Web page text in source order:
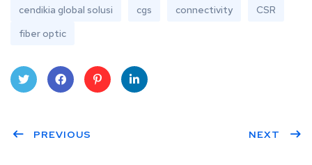
cendikia global solusi cgs connectivity
CSR
fiber optic
ter
book
eres
PREVIOUS NEXT